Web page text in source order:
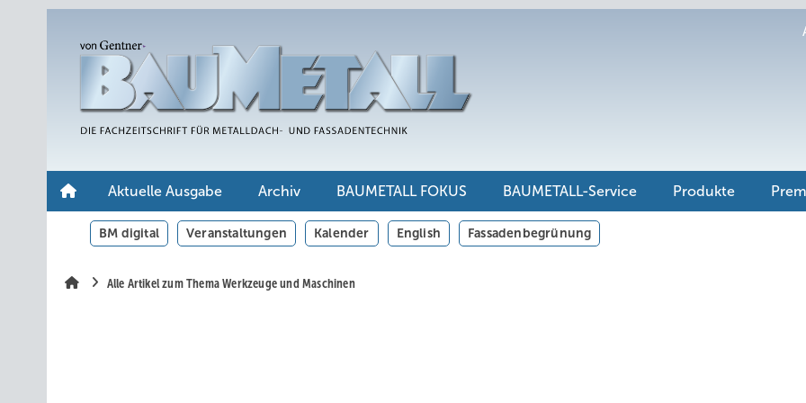
Aktuelle Ausgabe Archiv BAUMETALL FOKUS BAUMETALL-Service Produkte
BM digital Veranstaltungen Kalender English Fassadenbegrünung
Alle Artikel zum Thema Werkzeuge und Maschinen